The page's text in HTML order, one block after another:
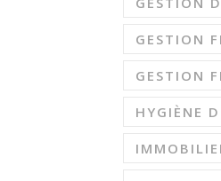
GESTION
GESTION
HYGIÈNE